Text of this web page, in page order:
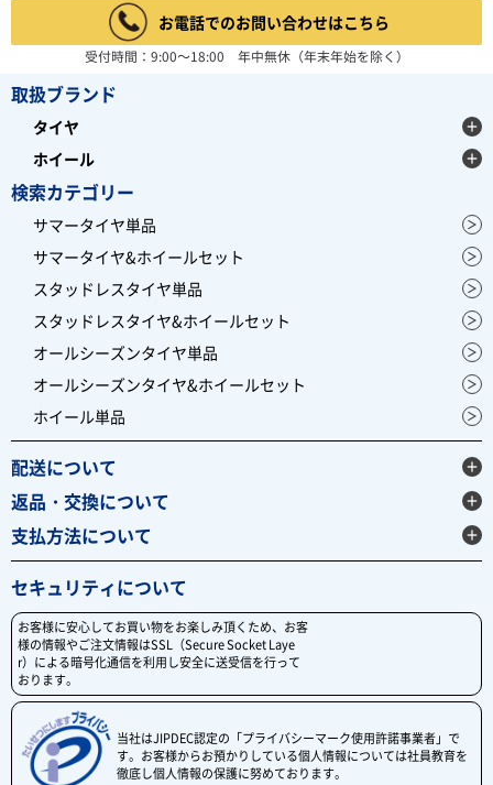
お電話でのお問い合わせはこちら
受付時間：9:00～18:00 年中無休（年末年始を除く）
取扱ブランド
タイヤ
ホイール
検索カテゴリー
サマータイヤ単品
サマータイヤ&ホイールセット
スタッドレスタイヤ単品
スタッドレスタイヤ&ホイールセット
オールシーズンタイヤ単品
オールシーズンタイヤ&ホイールセット
ホイール単品
配送について
返品・交換について
支払方法について
セキュリティについて
お客様に安心してお買い物をお楽しみ頂くため、お客
様の情報やご注文情報はSSL（Secure Socket Laye
r）による暗号化通信を利用し安全に送受信を行って
おります。
当社はJIPDEC認定の「プライバシーマーク使用許諾事業者」で
す。お客様からお預かりしている個人情報については社員教育を
徹底し個人情報の保護に努めております。